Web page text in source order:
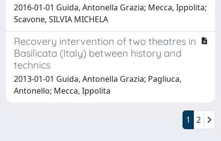
2016-01-01 Guida, Antonella Grazia; Mecca, Ippolita;
Scavone, SILVIA MICHELA
Recovery intervention of two theatres in
Basilicata (Italy) between history and
technics
2013-01-01 Guida, Antonella Grazia; Pagliuca,
Antonello; Mecca, Ippolita
1 2